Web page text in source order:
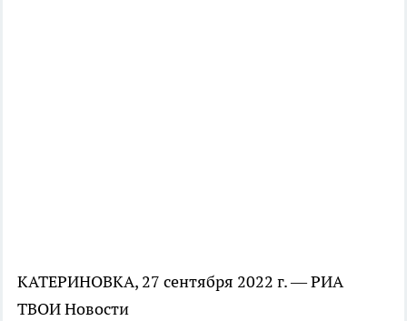
КАТЕРИНОВКА, 27 сентября 2022 г. — РИА
ТВОИ Новости